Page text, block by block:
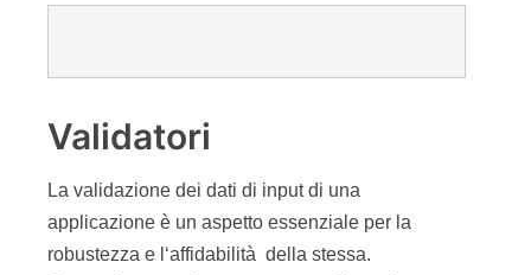
Validatori
La validazione dei dati di input di una
applicazione è un aspetto essenziale per la
robustezza e l‘affidabilità della stessa.